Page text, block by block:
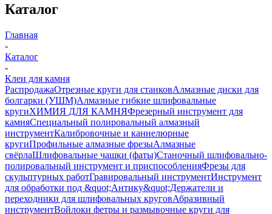
Каталог
Главная
-
Каталог
-
Клеи для камня
РаспродажаОтрезные круги для станковАлмазные диски для
болгарки (УШМ)Алмазные гибкие шлифовальные
кругиХИМИЯ ДЛЯ КАМНЯФрезерный инструмент для
камняСпециальный полировальный алмазный
инструментКалибровочные и каннелюрные
кругиПрофильные алмазные фрезыАлмазные
свёрлаШлифовальные чашки (фаты)Станочный шлифовально-
полировальный инструмент и приспособленияФрезы для
скульптурных работГравировальный инструментИнструмент
для обработки под &quot;Антику&quot;Держатели и
переходники для шлифовальных круговАбразивный
инструментВойлоки фетры и размывочные круги для